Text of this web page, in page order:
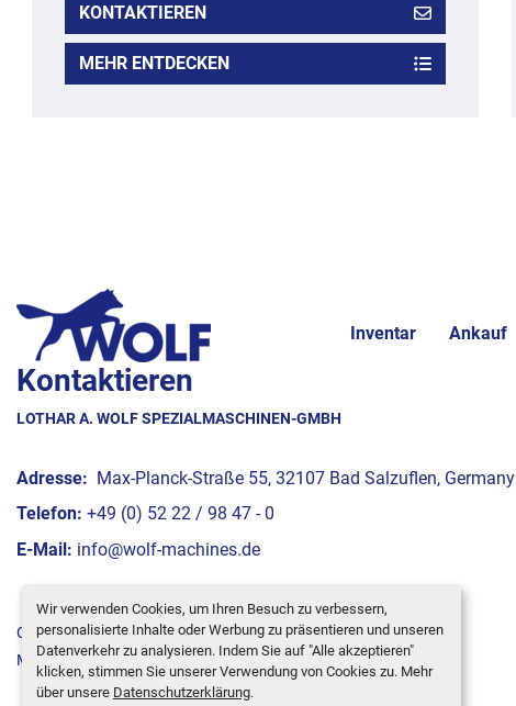
Wir verwenden Cookies, um Ihren Besuch zu verbessern,
personalisierte Inhalte oder Werbung zu präsentieren und unseren
Datenverkehr zu analysieren. Indem Sie auf "Alle akzeptieren"
klicken, stimmen Sie unserer Verwendung von Cookies zu. Mehr
über unsere Datenschutzerklärung.
KONTAKTIEREN
MEHR ENTDECKEN
Inventar Ankauf
Kontaktieren
LOTHAR A. WOLF SPEZIALMASCHINEN-GMBH
Adresse: Max-Planck-Straße 55, 32107 Bad Salzuflen, Germany
Telefon: +49 (0) 52 22 / 98 47 - 0
E-Mail: info@wolf-machines.de
Cookie-Einstellungen
Machinio System-Website vonMachinio